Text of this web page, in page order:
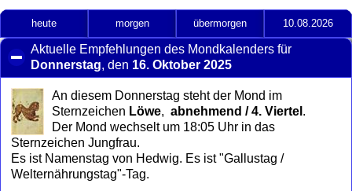
heute morgen übermorgen 10.08.2026
Aktuelle Empfehlungen des Mondkalenders für
Donnerstag, den 16. Oktober 2025
to
collapse
contents
An diesem Donnerstag steht der Mond im
Sternzeichen Löwe, abnehmend / 4. Viertel .
Der Mond wechselt um 18:05 Uhr in das
Sternzeichen Jungfrau.
Es ist Namenstag von Hedwig. Es ist "Gallustag /
Welternährungstag"-Tag.